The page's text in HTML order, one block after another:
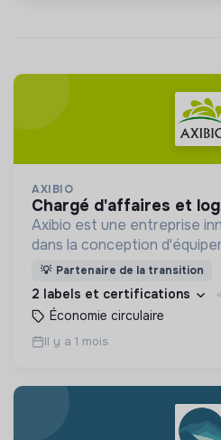
AXIBIO
chargé d'affaires et
Axibio est une entreprise
dans la conception
pour la gestion des
gaspillage.
💡 Partenaire de la transition
2 labels et certifications
Économie circulaire
Il y a 1 mois